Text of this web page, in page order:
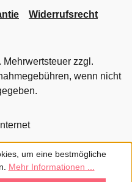
Widerrufsrecht
zzgl.
wenn nicht
um eine bestmögliche
Mehr Informationen ...